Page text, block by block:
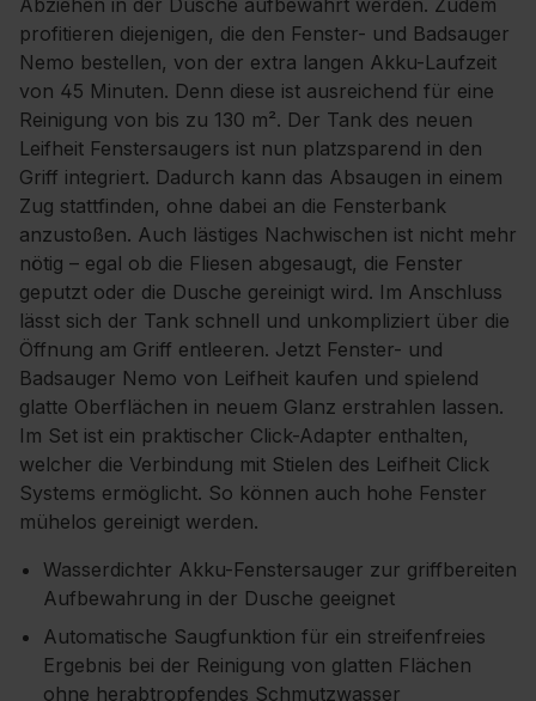
Abziehen in der Dusche aufbewahrt werden. Zudem
profitieren diejenigen, die den Fenster- und Badsauger
Nemo bestellen, von der extra langen Akku-Laufzeit
von 45 Minuten. Denn diese ist ausreichend für eine
Reinigung von bis zu 130 m². Der Tank des neuen
Leifheit Fenstersaugers ist nun platzsparend in den
Griff integriert. Dadurch kann das Absaugen in einem
Zug stattfinden, ohne dabei an die Fensterbank
anzustoßen. Auch lästiges Nachwischen ist nicht mehr
nötig – egal ob die Fliesen abgesaugt, die Fenster
geputzt oder die Dusche gereinigt wird. Im Anschluss
lässt sich der Tank schnell und unkompliziert über die
Öffnung am Griff entleeren. Jetzt Fenster- und
Badsauger Nemo von Leifheit kaufen und spielend
glatte Oberflächen in neuem Glanz erstrahlen lassen.
Im Set ist ein praktischer Click-Adapter enthalten,
welcher die Verbindung mit Stielen des Leifheit Click
Systems ermöglicht. So können auch hohe Fenster
mühelos gereinigt werden.
Wasserdichter Akku-Fenstersauger zur griffbereiten
Aufbewahrung in der Dusche geeignet
Automatische Saugfunktion für ein streifenfreies
Ergebnis bei der Reinigung von glatten Flächen
ohne herabtropfendes Schmutzwasser